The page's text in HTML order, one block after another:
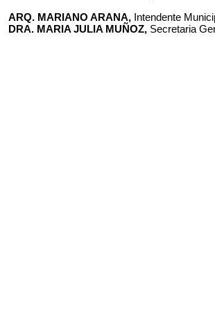
ARQ. MARIANO ARANA, Intendente
DRA. MARIA JULIA MUÑOZ, Secretaria